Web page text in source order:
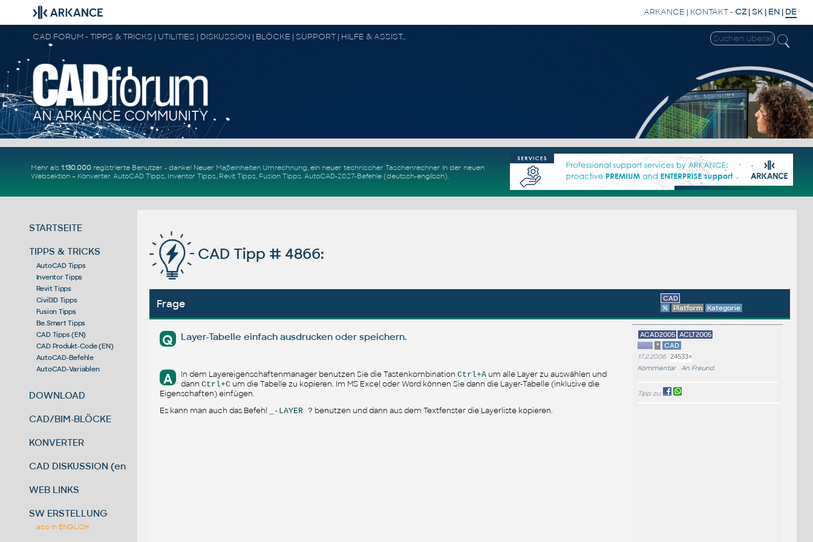
ARKANCE | KONTAKT- CZ |SK | EN | DE
CAD FORUM - TIPPS & TRICKS | UTILITIES | DISKUSSION | BLÖCKE | SUPPORT | HILFE & ASSISTANCE
Mehr als 1.130.000registrierte Benutzer - danke! Neuer Maßeinheiten Umrechnung, ein neuer technischer Taschenrechner in der neuen
Websektion – Konverter. AutoCAD Tipps, Inventor Tipps, Revit Tipps, Fusion Tipps. AutoCAD-2027-Befehle(deutsch-englisch).
STARTSEITE
TIPPS & TRICKS
AutoCAD Tipps
Inventor Tipps
Revit Tipps
Civil3D Tipps
Fusion Tipps
Be.Smart Tipps
CAD Tipps (EN)
CAD Produkt-Code (EN)
AutoCAD-Befehle
AutoCAD-Variablen
DOWNLOAD
CAD/BIM-BLÖCKE
KONVERTER
CAD DISKUSSION (en)
WEB LINKS
SW ERSTELLUNG
also in ENGLISH
CAD Tipp # 4866:
Frage
CAD
%
Platform Kategorie
Q Layer-Tabelle einfach ausdrucken oder speichern.
A In dem Layereigenschaftenmanager benutzen Sie die Tastenkombination Ctrl+Aum alle Layer zu auswählen und
dann Ctrl+C um die Tabelle zu kopieren. Im MS Excel oder Word können Sie dann die Layer-Tabelle (inklusive die
Eigenschaften) einfügen.
Es kann man auch das Befehl
_-LAYER ? benutzen und dann aus dem Textfenster die Layerliste kopieren.
ACAD2005 ACLT2005
*
CAD
17.2.2006 24533×
Kommentar An Freund
Tipp zu: